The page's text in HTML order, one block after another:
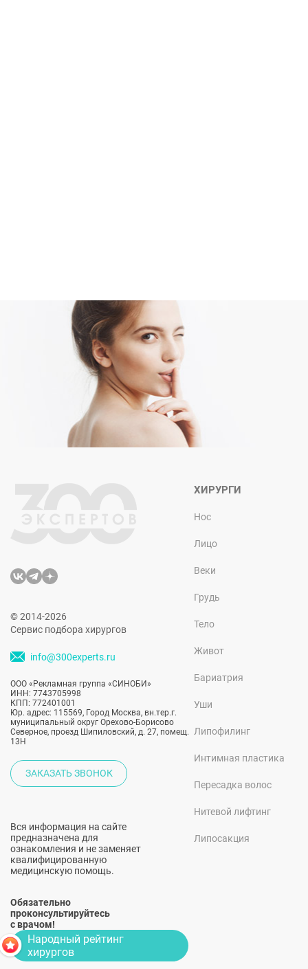
© 2014-2026
Сервис подбора хирургов
info@300experts.ru
ООО «Рекламная группа «СИНОБИ»
ИНН: 7743705998
КПП: 772401001
Юр. адрес: 115569, Город Москва, вн.тер.г.
муниципальный округ Орехово-Борисово
Северное, проезд Шипиловский, д. 27, помещ.
13Н
ЗАКАЗАТЬ ЗВОНОК
Вся информация на сайте
предназначена для
ознакомления и не заменяет
квалифицированную
медицинскую помощь.
Обязательно
проконсультируйтесь
с врачом!
ХИРУРГИ
Нос
Лицо
Веки
Грудь
Тело
Живот
Бариатрия
Уши
Липофилинг
Интимная пластика
Пересадка волос
Нитевой лифтинг
Липосакция
Народный рейтинг
хирургов